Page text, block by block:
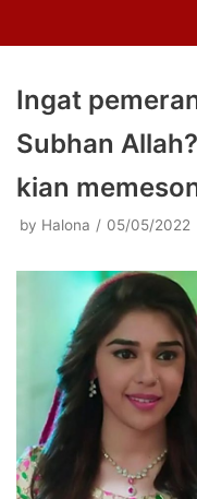
Ingat
Subhan
kian
by Halona 05/05/2022